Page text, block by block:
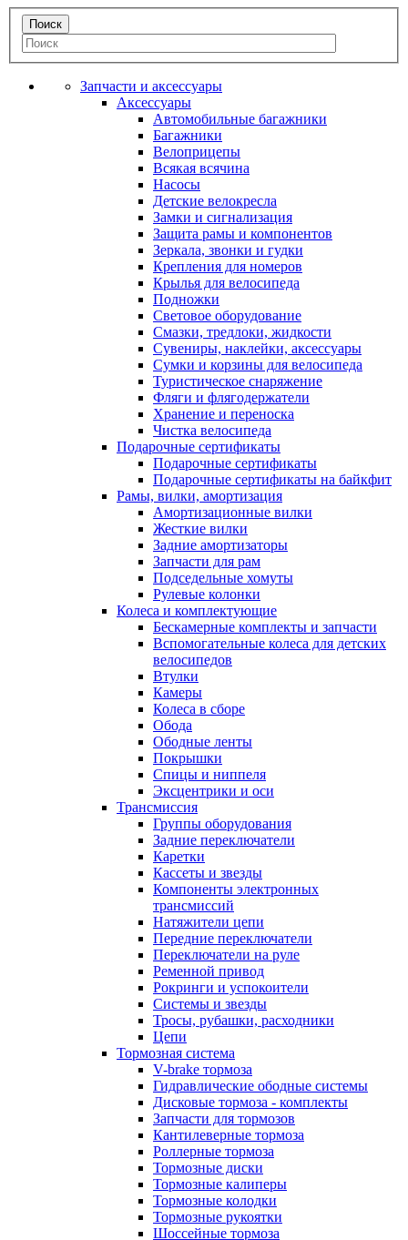
Запчасти и аксессуары
Аксессуары
Автомобильные багажники
Багажники
Велоприцепы
Всякая всячина
Насосы
Детские велокресла
Замки и сигнализация
Защита рамы и компонентов
Зеркала, звонки и гудки
Крепления для номеров
Крылья для велосипеда
Подножки
Световое оборудование
Смазки, тредлоки, жидкости
Сувениры, наклейки, аксессуары
Сумки и корзины для велосипеда
Туристическое снаряжение
Фляги и флягодержатели
Хранение и переноска
Чистка велосипеда
Подарочные сертификаты
Подарочные сертификаты
Подарочные сертификаты на байкфит
Рамы, вилки, амортизация
Амортизационные вилки
Жесткие вилки
Задние амортизаторы
Запчасти для рам
Подседельные хомуты
Рулевые колонки
Колеса и комплектующие
Бескамерные комплекты и запчасти
Вспомогательные колеса для детских
велосипедов
Втулки
Камеры
Колеса в сборе
Обода
Ободные ленты
Покрышки
Спицы и ниппеля
Эксцентрики и оси
Трансмиссия
Группы оборудования
Задние переключатели
Каретки
Кассеты и звезды
Компоненты электронных
трансмиссий
Натяжители цепи
Передние переключатели
Переключатели на руле
Ременной привод
Рокринги и успокоители
Системы и звезды
Тросы, рубашки, расходники
Цепи
Тормозная система
V-brake тормоза
Гидравлические ободные системы
Дисковые тормоза - комплекты
Запчасти для тормозов
Кантилеверные тормоза
Роллерные тормоза
Тормозные диски
Тормозные калиперы
Тормозные колодки
Тормозные рукоятки
Шоссейные тормоза